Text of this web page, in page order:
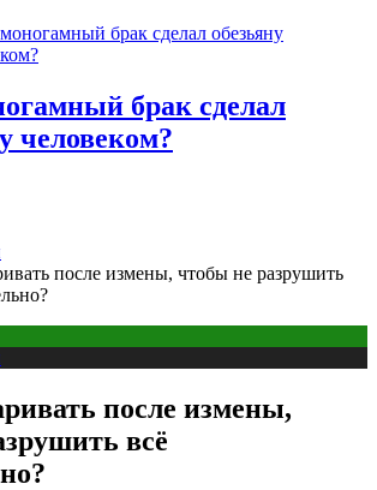
брак сделал
человеком?
после измены, чтобы не разрушить
после измены,
всё